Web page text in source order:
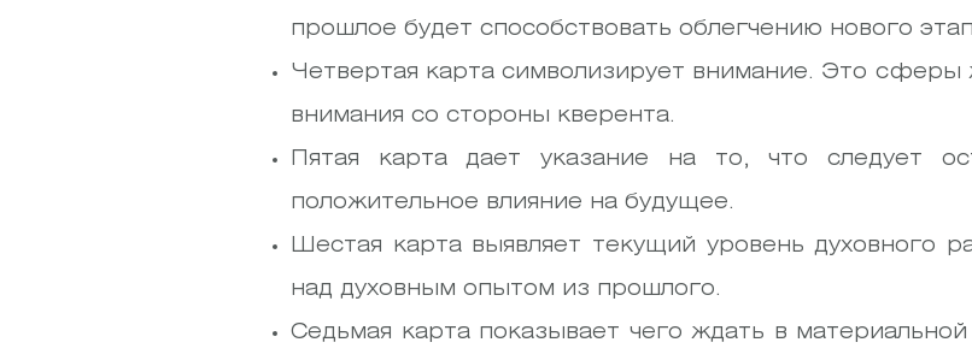
прошлое будет способствовать облегчению нового
Четвертая карта символизирует внимание. Это
внимания со стороны кверента.
Пятая карта дает указание на то, что следует
положительное влияние на будущее.
Шестая карта выявляет текущий уровень духовного
над духовным опытом из прошлого.
Седьмая карта показывает чего ждать в